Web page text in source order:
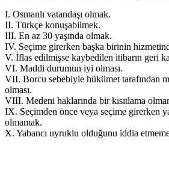
I. Osmanlı vatandaşı olmak.
II. Türkçe konuşabilmek.
III. En az 30 yaşında olmak.
IV. Seçime girerken başka birinin
V. İflas edilmişse kaybedilen itibarın geri
VI. Maddi durumun iyi olması.
VII. Borcu sebebiyle hükümet tarafından
olması.
VIII. Medeni haklarında bir kısıtlama
IX. Seçimden önce veya seçime girerken
olmamak.
X. Yabancı uyruklu olduğunu iddia